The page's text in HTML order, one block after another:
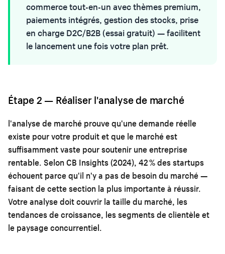
commerce tout-en-un avec thèmes premium,
paiements intégrés, gestion des stocks, prise
en charge D2C/B2B (essai gratuit) — facilitent
le lancement une fois votre plan prêt.
Étape 2 — Réaliser l'analyse de marché
l'analyse de marché prouve qu'une demande réelle
existe pour votre produit et que le marché est
suffisamment vaste pour soutenir une entreprise
rentable. Selon CB Insights (2024), 42 % des startups
échouent parce qu'il n'y a pas de besoin du marché —
faisant de cette section la plus importante à réussir.
Votre analyse doit couvrir la taille du marché, les
tendances de croissance, les segments de clientèle et
le paysage concurrentiel.